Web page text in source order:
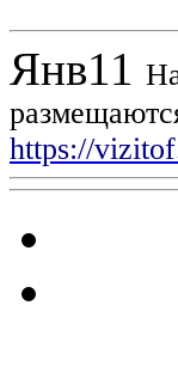
Янв11
https://